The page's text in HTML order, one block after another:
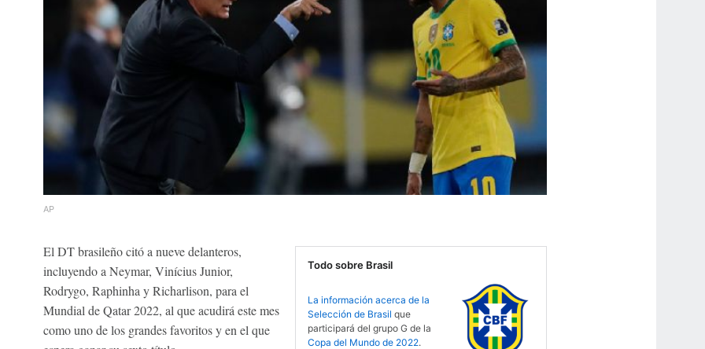
AP
Todo sobre Brasil
La información acerca de la
Selección de Brasil que
participará del grupo G de la
Copa del Mundo de 2022.
El DT brasileño citó a nueve delanteros,
incluyendo a Neymar, Vinícius Junior,
Rodrygo, Raphinha y Richarlison, para el
Mundial de Qatar 2022, al que acudirá este mes
como uno de los grandes favoritos y en el que